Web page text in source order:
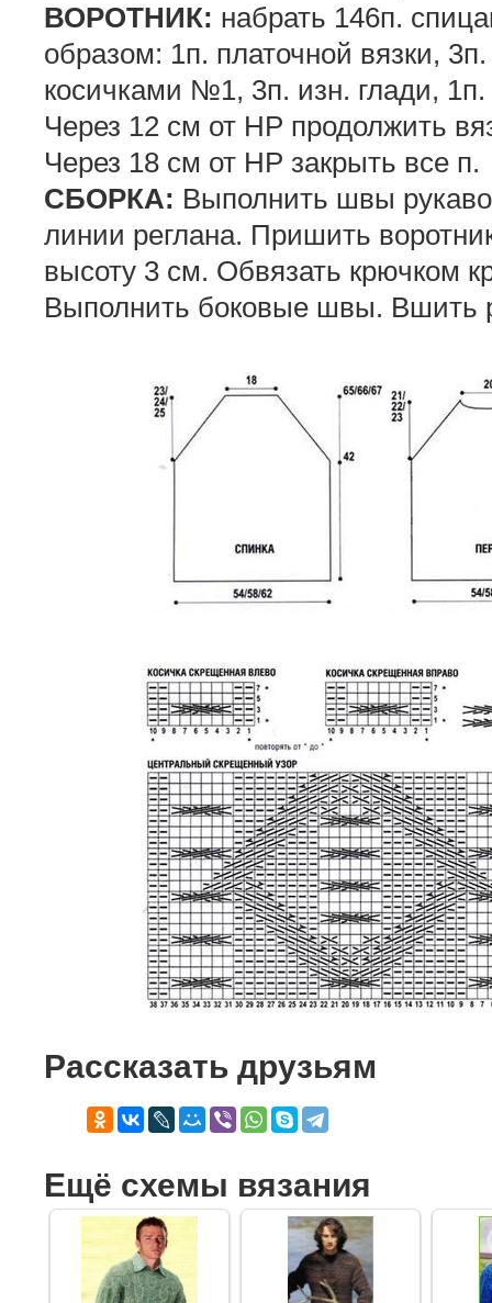
ВОРОТНИК: набрать 146п.
образом: 1п. платочной вязки,
косичками №1, 3п. изн. глади, 1п.
Через 12 см от НР продолжить
Через 18 см от НР закрыть все п.
СБОРКА: Выполнить швы
линии реглана. Пришить
высоту 3 см. Обвязать крючком
Выполнить боковые швы. Вшить
Рассказать друзьям
Ещё схемы вязания